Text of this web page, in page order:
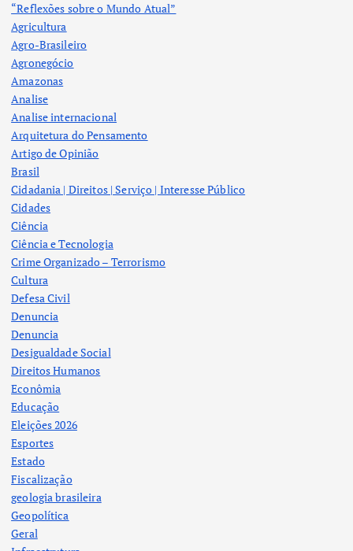
“Reflexões sobre o Mundo Atual”
Agricultura
Agro-Brasileiro
Agronegócio
Amazonas
Analise
Analise internacional
Arquitetura do Pensamento
Artigo de Opinião
Brasil
Cidadania | Direitos | Serviço | Interesse Público
Cidades
Ciência
Ciência e Tecnologia
Crime Organizado – Terrorismo
Cultura
Defesa Civil
Denuncia
Denuncia
Desigualdade Social
Direitos Humanos
Econômia
Educação
Eleições 2026
Esportes
Estado
Fiscalização
geologia brasileira
Geopolítica
Geral